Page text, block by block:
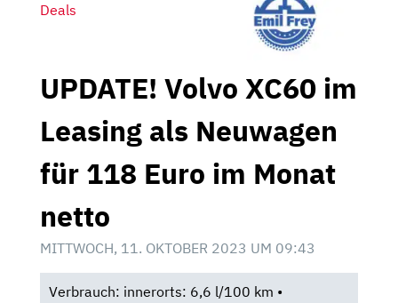
Deals
UPDATE! Volvo XC60 im
Leasing als Neuwagen
für 118 Euro im Monat
netto
MITTWOCH, 11. OKTOBER 2023 UM 09:43
Verbrauch: innerorts: 6,6 l/100 km •